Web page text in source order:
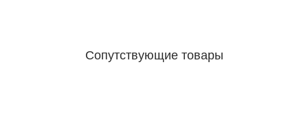
Сопутствующие товары